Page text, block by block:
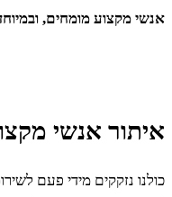
אנשי מקצוע מומחים,
איתור אנשי
כולנו נזקקים מידי פעם